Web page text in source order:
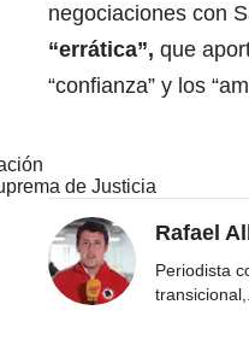
negociaciones con
“errática”, que
“confianza” y los
de Justicia
Rafael
Periodista
transicional,